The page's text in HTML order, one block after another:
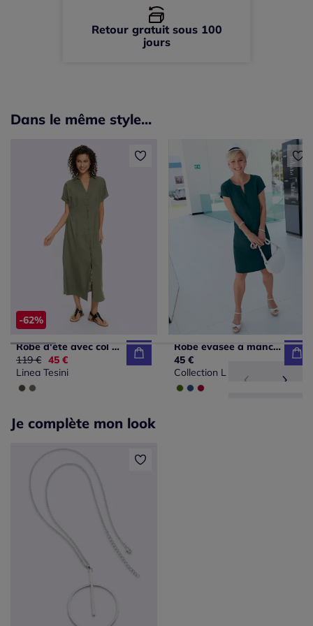
Retour gratuit sous 100
jours
Dans le même style...
-62%
Robe d'été avec col chemise et manches courtes à revers
Ancien prix :
119 € Nouveau prix :
45 €
Linea Tesini
Robe évasée à manches courtes encolure ronde et V
45 €
Collection L
Je complète mon look